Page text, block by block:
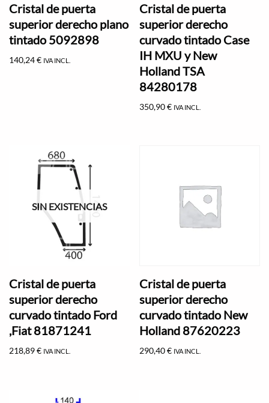
Cristal de puerta
superior derecho plano
tintado 5092898
140,24€ IVA INCL.
Cristal de puerta
superior derecho
curvado tintado Case
IH MXU y New
Holland TSA
84280178
350,90€ IVA INCL.
SIN EXISTENCIAS
Cristal de puerta
superior derecho
curvado tintado Ford
,Fiat 81871241
218,89€ IVA INCL.
Cristal de puerta
superior derecho
curvado tintado New
Holland 87620223
290,40€ IVA INCL.